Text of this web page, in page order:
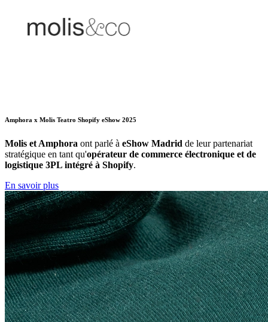
Amphora x Molis Teatro Shopify eShow 2025
Molis et Amphora ont parlé à eShow Madrid de leur partenariat
stratégique en tant qu'opérateur de commerce électronique et de
logistique 3PL intégré à Shopify.
En savoir plus